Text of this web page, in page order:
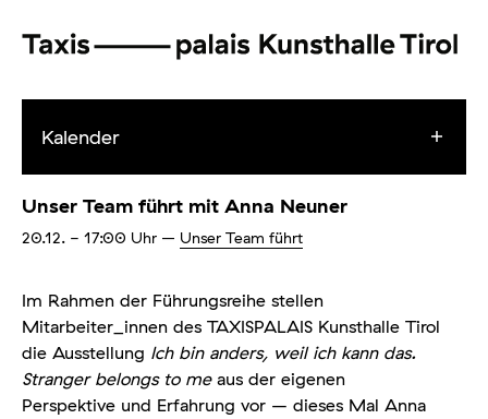
Kalender
Unser Team führt mit Anna Neuner
20.12. - 17:00 Uhr – Unser Team führt
Im Rahmen der Führungsreihe stellen
Mitarbeiter_innen des TAXISPALAIS Kunsthalle Tirol
die Ausstellung Ich bin anders, weil ich kann das.
Stranger belongs to meaus der eigenen
Perspektive und Erfahrung vor – dieses Mal Anna